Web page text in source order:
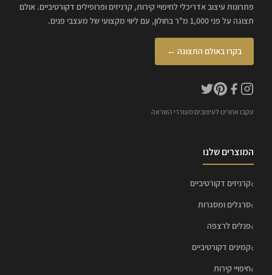
פתרונות עיצוב אדריכלי לחיפויי קירות, קרניזים ופרופילים דקורטיביים. אולם
תצוגה על פני 1,000 מ"ר בחולון, עם ליווי מקצועי של מעצבי פנים.
בקרו באולם התצוגה ←
עקבו אחרינו לעיצובים מעוררי השראה
המוצרים שלנו
קרניזים דקורטיביים
סרגלים ומסגרות
פנלים לרצפה
קמינים דקורטיביים
חיפויי קירות